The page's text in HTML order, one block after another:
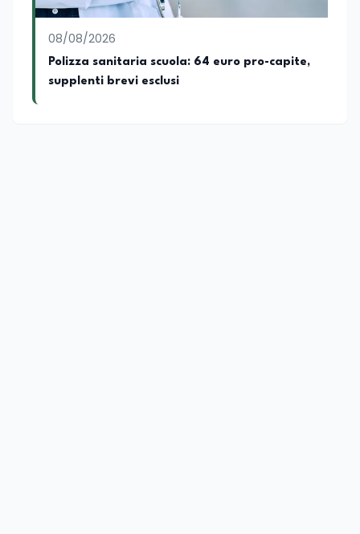
08/08/2026
Polizza sanitaria scuola: 64 euro pro-capite,
supplenti brevi esclusi